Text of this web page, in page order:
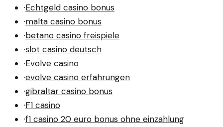
·Echtgeld casino bonus
·malta casino bonus
·betano casino freispiele
·slot casino deutsch
·Evolve casino
·evolve casino erfahrungen
·gibraltar casino bonus
·F1 casino
·f1 casino 20 euro bonus ohne einzahlung